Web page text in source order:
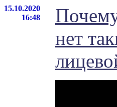
15.10.2020
16:48
нет